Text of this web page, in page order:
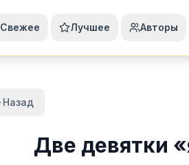
Свежее Лучшее Авторы
Назад
Две девятки «